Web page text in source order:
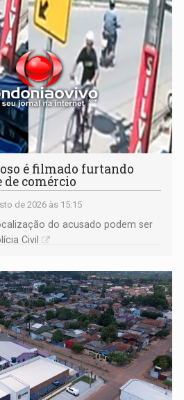
é filmado furtando
comércio
de 2026 às 15:15
do acusado podem ser
Civil